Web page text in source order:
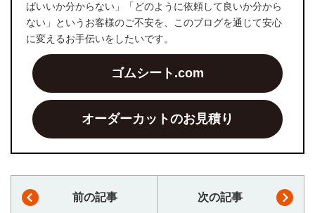
ばいいか分からない」「どのように依頼して良いか分から
ない」というお客様のご不安を、このブログを通じて安心
に変えるお手伝いをしたいです。
ゴムシート.com
オーダーカットのお見積り
前の記事 次の記事